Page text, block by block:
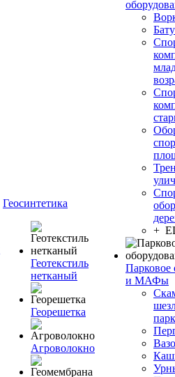
Геосинтетика
Геотекстиль
нетканый
Георешетка
Агроволокно
+
Парковое
и МАФы